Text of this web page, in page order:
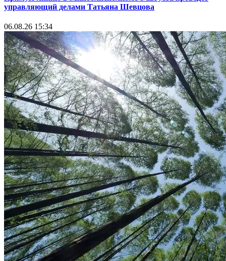
управляющий делами Татьяна Шевцова
06.08.26 15:34